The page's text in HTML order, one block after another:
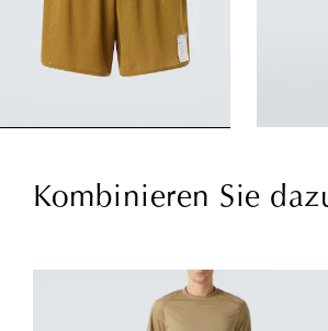
Kombinieren Sie